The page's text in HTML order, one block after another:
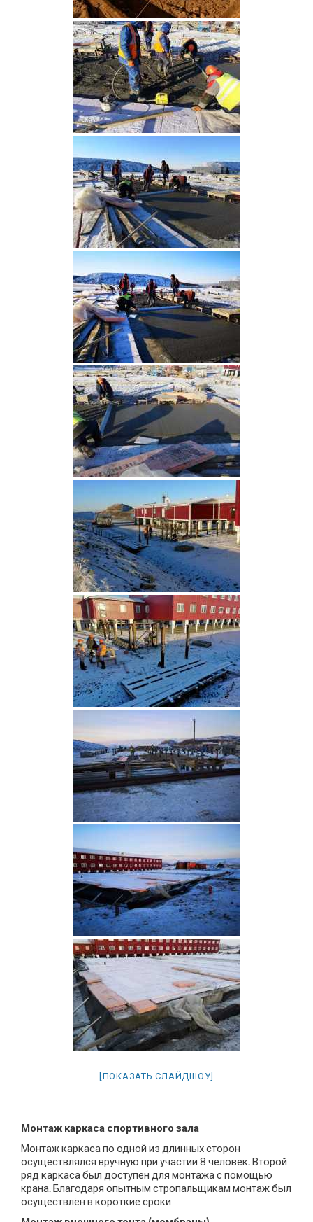
[ПОКАЗАТЬ СЛАЙДШОУ]
Монтаж каркаса спортивного зала
Монтаж каркаса по одной из длинных сторон
осуществлялся вручную при участии 8 человек. Второй
ряд каркаса был доступен для монтажа с помощью
крана. Благодаря опытным стропальщикам монтаж был
осуществлён в короткие сроки